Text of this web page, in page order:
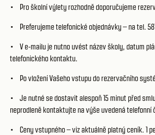
• Pro školní výlety rozhodně doporučujeme
• Preferujeme telefonické objednávky – na tel. 581
• V e-mailu je nutno uvést název školy, datum
telefonického kontaktu.
• Po vložení Vašeho vstupu do rezervačního
• Je nutné se dostavit alespoň 15 minut před
neprodleně kontaktujte na výše uvedená
• Ceny vstupného – viz aktuálně platný ceník. 1